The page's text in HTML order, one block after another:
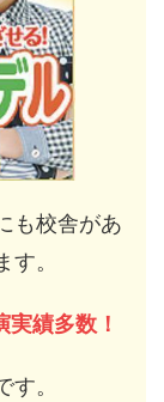
も校舎があ
。
績多数！
す。